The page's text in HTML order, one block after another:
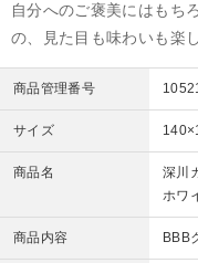
自分へのご褒美にはもち
の、見た目も味わいも楽
商品管理番号
サイズ
商品名
深川
ホワ
商品内容 BBB